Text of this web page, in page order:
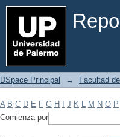
Filtrar por: Materia
DSpace Principal → Facultad
A B C D E F G H J K L M N O P
Comienza por